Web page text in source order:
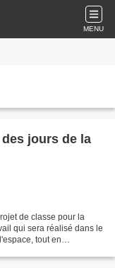
MENU
jours de la
de classe pour la
qui sera réalisé dans le
tout en